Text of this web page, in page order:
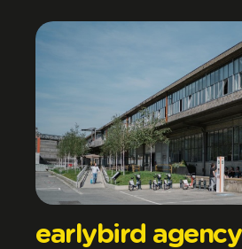
earlybird agency